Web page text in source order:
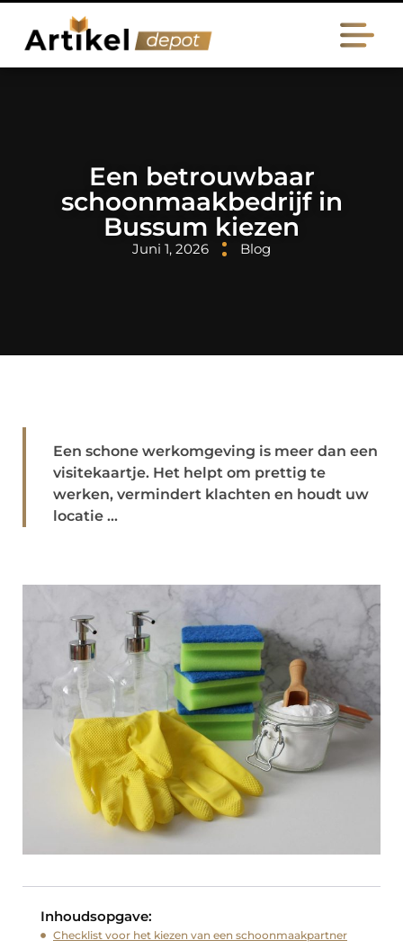
Een betrouwbaar
schoonmaakbedrijf in
Bussum kiezen
Juni 1, 2026 Blog
Een schone werkomgeving is meer dan een
visitekaartje. Het helpt om prettig te
werken, vermindert klachten en houdt uw
locatie ...
Inhoudsopgave:
Checklist voor het kiezen van een schoonmaakpartner